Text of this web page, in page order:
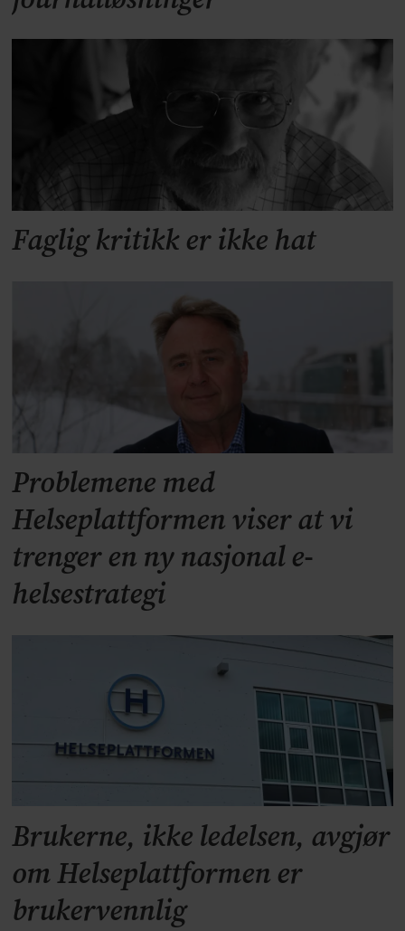
Faglig kritikk er ikke hat
Problemene med
Helseplattformen viser at vi
trenger en ny nasjonal e-
helsestrategi
Brukerne, ikke ledelsen, avgjør
om Helseplattformen er
brukervennlig